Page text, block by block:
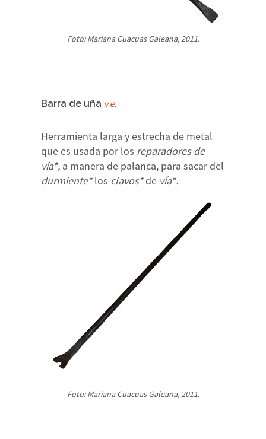
Foto: Mariana Cuacuas Galeana, 2011.
Barra de uña v.e.
Herramienta larga y estrecha de metal
que es usada por los reparadores de
vía*, a manera de palanca, para sacar del
durmiente*los clavos*de vía*.
Foto: Mariana Cuacuas Galeana, 2011.